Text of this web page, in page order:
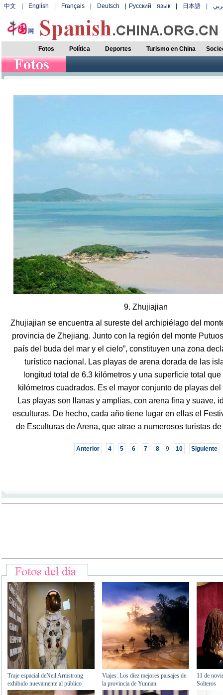
中文 English Français Deutsch Русский язык 日本語
Fotos Política Deportes Turismo en China
9. Zhujiajian
Zhujiajian se encuentra al sureste del archipiélago del
provincia de Zhejiang. Junto con la región del monte
país del buda del mar y el cielo”, constituyen una zona
turístico nacional. Las playas de arena dorada de las
longitud total de 6.3 kilómetros y una superficie total
kilómetros cuadrados. Es el mayor conjunto de playas
Las playas son llanas y amplias, con arena fina y suave,
esculturas. De hecho, cada año tiene lugar en ellas el
de Esculturas de Arena, que atrae a numerosos turistas
Anterior 4 5 6 7 8 9 10 Siguiente